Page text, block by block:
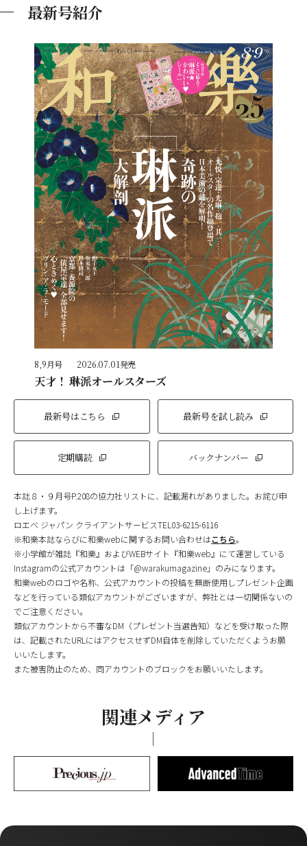
最新号紹介
8,9月号 2026.07.01発売
天才！ 琳派オールスターズ
最新号はこちら 最新号を試し読み
定期購読 バックナンバー
本誌８・９月号P.208の協力社リストに、記載漏れがありました。お詫び申
し上げます。
ロエベ ジャパン クライアントサービスTEL03-6215-6116
※和樂本誌ならびに和樂webに関するお問い合わせはこちら。
※小学館が雑誌『和樂』およびWEBサイト『和樂web』にて運営している
Instagramの公式アカウントは「@warakumagazine」のみになります。
和樂webのロゴや名称、公式アカウントの投稿を無断使用しプレゼント企画
などを行っている類似アカウントがございますが、弊社とは一切関係ないの
でご注意ください。
類似アカウントから不審なDM（プレゼント当選告知）などを受け取った際
は、記載されたURLにはアクセスせずDM自体を削除していただくようお願
いいたします。
また被害防止のため、同アカウントのブロックをお願いいたします。
関連メディア